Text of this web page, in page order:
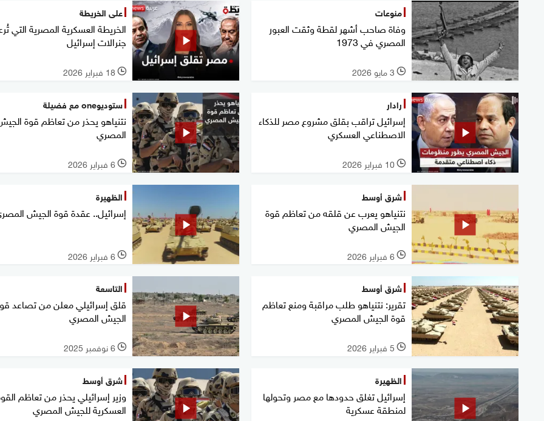
منوعات
وفاة صاحب أشهر لقطة وثقت العبور
المصري في 1973
l 3 مايو 2026
على الخريطة
الخريطة العسكرية المصرية التي
جنرالات إسرائيل
l 18 فبراير 2026
رادار
إسرائيل تراقب بقلق مشروع مصر للذكاء
الاصطناعي العسكري
l 10 فبراير 2026
ستوديوone مع فضيلة
نتنياهو يحذر من تعاظم قوة
المصري
l 6 فبراير 2026
شرق أوسط
نتنياهو يعرب عن قلقه من تعاظم قوة
الجيش المصري
l 6 فبراير 2026
الظهيرة
إسرائيل.. عقدة قوة الجيش
l 6 فبراير 2026
شرق أوسط
تقرير: نتنياهو طلب مراقبة ومنع تعاظم
قوة الجيش المصري
l 5 فبراير 2026
التاسعة
قلق إسرائيلي معلن من تصاعد
الجيش المصري
l 6 نوفمبر 2025
الظهيرة
إسرائيل تغلق حدودها مع مصر وتحولها
لمنطقة عسكرية
شرق أوسط
وزير إسرائيلي يحذر من تعاظم
العسكرية للجيش المصري